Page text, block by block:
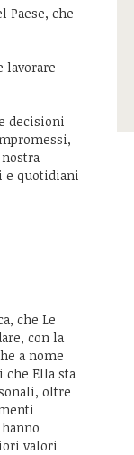
che
lavorare
decisioni
e quotidiani
che Le
con la
a nome
Ella sta
oltre
valori